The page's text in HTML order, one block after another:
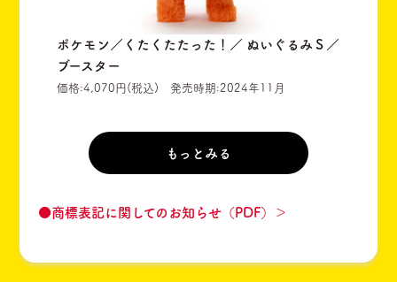
ポケモン／くたくたたった！／ ぬいぐるみＳ／
ブースター
価格:4,070円(税込) 発売時期:2024年11月
もっとみる
●商標表記に関してのお知らせ（PDF）＞